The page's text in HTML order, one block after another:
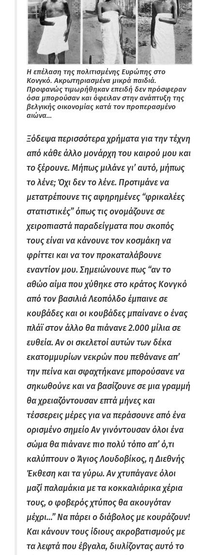
Η επέλαση της πολιτισμένης Ευρώπης στο
Κονγκό. Ακρωτηριασμένα μικρά παιδιά.
Προφανώς τιμωρήθηκαν επειδή δεν πρόσφεραν
όσα μπορούσαν και όφειλαν στην ανάπτυξη της
βελγικής οικονομίας κατά τον προπερασμένο
αιώνα…
Ξόδεψα περισσότερα χρήματα για την τέχνη
από κάθε άλλο μονάρχη του καιρού μου και
το ξέρουνε. Μήπως μιλάνε γι’ αυτό, μήπως
το λένε; Όχι δεν το λένε. Προτιμάνε να
μετατρέπουνε τις αφηρημένες “φρικαλέες
στατιστικές” όπως τις ονομάζουνε σε
χειροπιαστά παραδείγματα που σκοπός
τους είναι να κάνουνε τον κοσμάκη να
φρίττει και να τον προκαταλάβουνε
εναντίον μου. Σημειώνουνε πως “αν το
αθώο αίμα που χύθηκε στο κράτος Κονγκό
από τον βασιλιά Λεοπόλδο έμπαινε σε
κουβάδες και οι κουβάδες μπαίνανε ο ένας
πλάϊ στον άλλο θα πιάνανε 2.000 μίλια σε
ευθεία. Αν οι σκελετοί αυτών των δέκα
εκατομμυρίων νεκρών που πεθάνανε απ’
την πείνα και σφαχτήκανε μπορούσανε να
σηκωθούνε και να βασίζουνε σε μια γραμμή
θα χρειαζόντουσαν επτά μήνες και
τέσσερεις μέρες για να περάσουνε από ένα
ορισμένο σημείο Αν γινόντουσαν όλοι ένα
σώμα θα πιάνανε πιο πολύ τόπο απ’ ό,τι
καλύπτουν ο Άγιος Λουδοβίκος, η Διεθνής
Έκθεση και τα γύρω. Αν χτυπάγανε όλοι
μαζί παλαμάκια με τα κοκκαλιάρικα χέρια
τους, ο φοβερός χτύπος θα ακουγόταν
μέχρι…” Να πάρει ο διάβολος με κουράζουν!
Και κάνουν τους ίδιους ακροβατισμούς με
τα λεφτά που έβγαλα, διυλίζοντας αυτό το